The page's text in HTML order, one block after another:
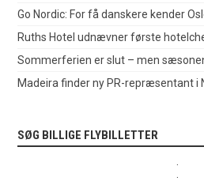
Go Nordic: For få danskere kender
Ruths Hotel udnævner første
Sommerferien er slut – men
Madeira finder ny PR-repræsentant i
SØG BILLIGE FLYBILLETTER